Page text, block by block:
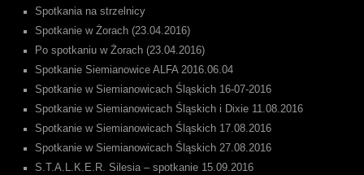
Spotkania na strzelnicy
Spotkanie w Żorach (23.04.2016)
Po spotkaniu w Żorach (23.04.2016)
Spotkanie Siemianowice ALFA 2016.06.04
Spotkanie w Siemianowicach Śląskich 16-07-2016
Spotkanie w Siemianowicach Śląskich i Dixie 11.08.2016
Spotkanie w Siemianowicach Śląskich 17.08.2016
Spotkanie w Siemianowicach Śląskich 27.08.2016
S.T.A.L.K.E.R. Silesia – spotkanie 15.09.2016